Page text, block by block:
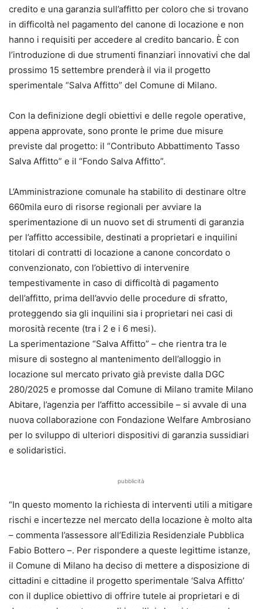
credito e una garanzia sull’affitto per coloro che si trovano
in difficoltà nel pagamento del canone di locazione e non
hanno i requisiti per accedere al credito bancario. È con
l’introduzione di due strumenti finanziari innovativi che dal
prossimo 15 settembre prenderà il via il progetto
sperimentale “Salva Affitto” del Comune di Milano.
Con la definizione degli obiettivi e delle regole operative,
appena approvate, sono pronte le prime due misure
previste dal progetto: il “Contributo Abbattimento Tasso
Salva Affitto” e il “Fondo Salva Affitto”.
L’Amministrazione comunale ha stabilito di destinare oltre
660mila euro di risorse regionali per avviare la
sperimentazione di un nuovo set di strumenti di garanzia
per l’affitto accessibile, destinati a proprietari e inquilini
titolari di contratti di locazione a canone concordato o
convenzionato, con l’obiettivo di intervenire
tempestivamente in caso di difficoltà di pagamento
dell’affitto, prima dell’avvio delle procedure di sfratto,
proteggendo sia gli inquilini sia i proprietari nei casi di
morosità recente (tra i 2 e i 6 mesi).
La sperimentazione “Salva Affitto” – che rientra tra le
misure di sostegno al mantenimento dell’alloggio in
locazione sul mercato privato già previste dalla DGC
280/2025 e promosse dal Comune di Milano tramite Milano
Abitare, l’agenzia per l’affitto accessibile – si avvale di una
nuova collaborazione con Fondazione Welfare Ambrosiano
per lo sviluppo di ulteriori dispositivi di garanzia sussidiari
e solidaristici.
pubblicità
“In questo momento la richiesta di interventi utili a mitigare
rischi e incertezze nel mercato della locazione è molto alta
– commenta l’assessore all’Edilizia Residenziale Pubblica
Fabio Bottero –. Per rispondere a queste legittime istanze,
il Comune di Milano ha deciso di mettere a disposizione di
cittadini e cittadine il progetto sperimentale ‘Salva Affitto’
con il duplice obiettivo di offrire tutele ai proprietari e di